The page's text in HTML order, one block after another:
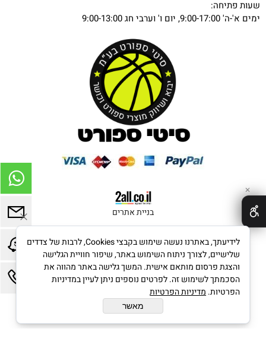
שעות פתיחה:
ימים א'-ה' 9:00-17:00, יום ו' וערבי חג 9:00-13:00
בניית אתרים
✕
לידיעתך, באתרנו נעשה שימוש בקבצי Cookies, לרבות של צדדים
שלישיים, לצורך ניתוח השימוש באתר, שיפור חוויית הגלישה
והצגת פרסום מותאם אישית. המשך גלישה באתר מהווה את
הסכמתך לשימוש זה. לפרטים נוספים ניתן לעיין במדיניות
הפרטיות. מדיניות הפרטיות
מאשר